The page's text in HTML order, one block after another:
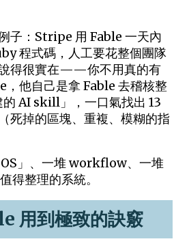
子：Stripe 用 Fable 一天內
程式碼，人工要花整個團隊
得很實在——你不用真的有
，他自己是拿 Fable 去稽核整
AI skill」，一口氣找出 13
死掉的區塊、重複、模糊的指
」、一堆 workflow、一堆
得整理的系統。
用到極致的訣竅